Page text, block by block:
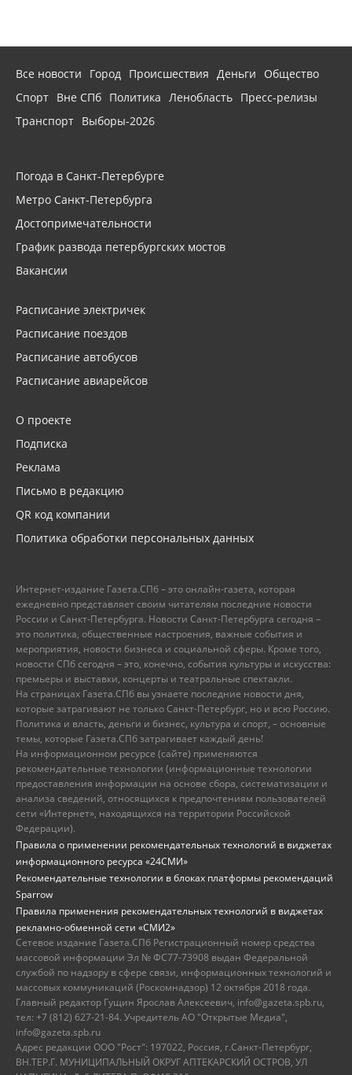
Все новости Город Происшествия Деньги
Общество
Спорт Вне СПб Политика Ленобласть Пресс-релизы
Транспорт Выборы-2026
Погода в Санкт-Петербурге
Метро Санкт-Петербурга
Достопримечательности
График развода петербургских мостов
Вакансии
Расписание электричек
Расписание поездов
Расписание автобусов
Расписание авиарейсов
О проекте
Подписка
Реклама
Письмо в редакцию
QR код компании
Политика обработки персональных данных
Интернет-издание Газета.СПб – это онлайн-газета, которая
ежедневно представляет своим читателям последние новости
России и Санкт-Петербурга. Новости Санкт-Петербурга сегодня –
это политика, общественные настроения, важные события и
мероприятия, новости бизнеса и социальной сферы. Кроме того,
новости СПб сегодня – это, конечно, события культуры и искусства:
премьеры и выставки, концерты и театральные спектакли.
На страницах Газета.СПб вы узнаете последние новости дня,
которые затрагивают не только Санкт-Петербург, но и всю Россию.
Политика и власть, деньги и бизнес, культура и спорт, – основные
темы, которые Газета.СПб затрагивает каждый день!
На информационном ресурсе (сайте) применяются
рекомендательные технологии (информационные технологии
предоставления информации на основе сбора, систематизации и
анализа сведений, относящихся к предпочтениям пользователей
сети «Интернет», находящихся на территории Российской
Федерации).
Правила о применении рекомендательных технологий в виджетах
информационного ресурса «24СМИ»
Рекомендательные технологии в блоках платформы рекомендаций
Sparrow
Правила применения рекомендательных технологий в виджетах
рекламно-обменной сети «СМИ2»
Сетевое издание Газета.СПб Регистрационный номер средства
массовой информации Эл № ФС77-73908 выдан Федеральной
службой по надзору в сфере связи, информационных технологий и
массовых коммуникаций (Роскомнадзор) 12 октября 2018 года.
Главный редактор Гущин Ярослав Алексеевич, info@gazeta.spb.ru,
тел: +7 (812) 627-21-84. Учредитель АО "Открытые Медиа",
info@gazeta.spb.ru
Адрес редакции ООО "Рост": 197022, Россия, г.Санкт-Петербург,
ВН.ТЕР.Г. МУНИЦИПАЛЬНЫЙ ОКРУГ АПТЕКАРСКИЙ ОСТРОВ, УЛ